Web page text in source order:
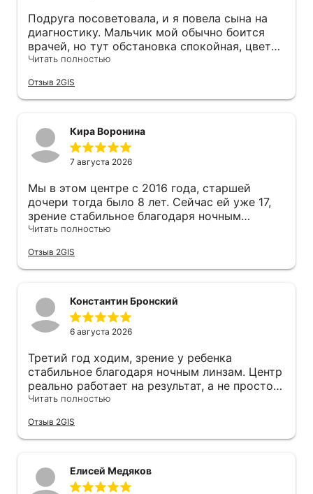
Подруга посоветовала, и я повела сына на
диагностику. Мальчик мой обычно боится
врачей, но тут обстановка спокойная, цвета
приятные, чистота - он даже не капризничал.
без лишней паники. Записались на
повторный приём, напоминание пришло и за
точно забыла))
Читать полностью
Отзыв 2GIS
Кира Воронина
7 августа 2026
Мы в этом центре с 2016 года, старшей
дочери тогда было 8 лет. Сейчас ей уже 17,
зрение стабильное благодаря ночным
линзам. Недавно заметила что оборудование
развивается. Младшую тоже привела на
проверку, к Наталье Владимировне. Всё
спешки. Отдельное спасибо за напоминания
о замене линз, потому что в суете можно
запросто пропустить срок. И цены на линзы
сравнивала.
Читать полностью
Отзыв 2GIS
Константин Бронский
6 августа 2026
Третий год ходим, зрение у ребенка
стабильное благодаря ночным линзам. Центр
реально работает на результат, а не просто
деньги берет. Цены адекватные, ниже чем в
время менять линзы - присылают
напоминание, очень удобно.
Читать полностью
Отзыв 2GIS
Елисей Медяков